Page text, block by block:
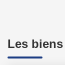
Les